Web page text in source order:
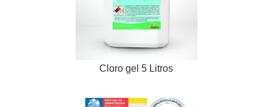
Cloro gel 5 Litros